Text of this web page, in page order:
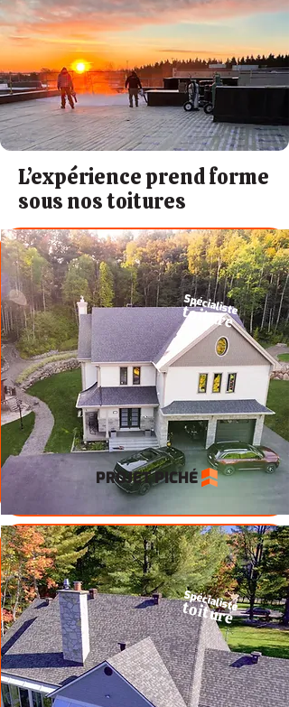
L’expérience prend forme
sous nos toitures
Spécialiste
toiture
PROJET PICHÉ
Spécialiste
toiture